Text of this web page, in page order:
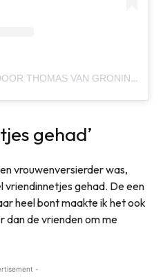
EEN BERICHT GEDEELD DOOR THOMAS VAN GRONINGEN (@THOMASVANGRONINGEN)
gehad’
vrouwenversierder was,
vriendinnetjes gehad. De een
heel bont maakte ik het ook
dan de vrienden om me
-